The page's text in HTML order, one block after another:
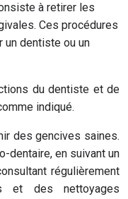
à retirer les
Ces procédures
un dentiste ou un
du dentiste et de
indiqué.
des gencives saines.
dentaire, en suivant un
régulièrement
et des nettoyages